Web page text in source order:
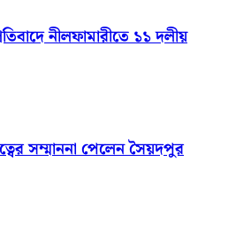
নীলফামারীতে ১১ দলীয়
সম্মাননা পেলেন সৈয়দপুর